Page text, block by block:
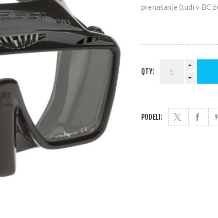
prenašanje (tudi v BC
QTY:
PODELI: